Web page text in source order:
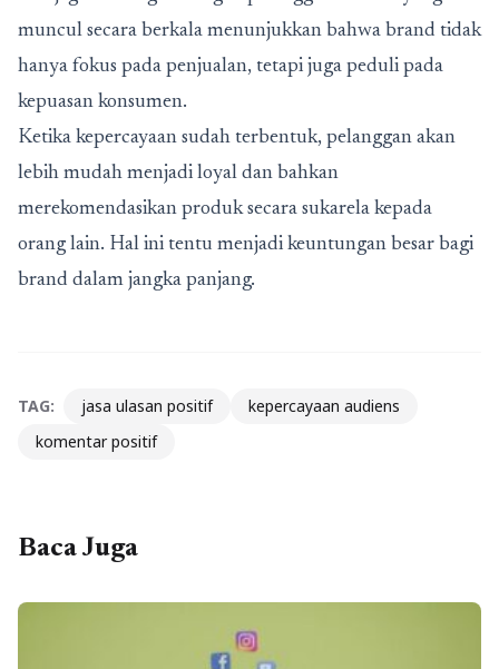
muncul secara berkala menunjukkan bahwa brand tidak
hanya fokus pada penjualan, tetapi juga peduli pada
kepuasan konsumen.
Ketika kepercayaan sudah terbentuk, pelanggan akan
lebih mudah menjadi loyal dan bahkan
merekomendasikan produk secara sukarela kepada
orang lain. Hal ini tentu menjadi keuntungan besar bagi
brand dalam jangka panjang.
TAG: jasa ulasan positif
kepercayaan audiens
komentar positif
Baca Juga